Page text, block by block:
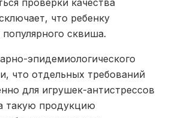
что ребенку
сквиша.
эпидемиологического
что отдельных требований
для игрушек-антистрессов
такую продукцию